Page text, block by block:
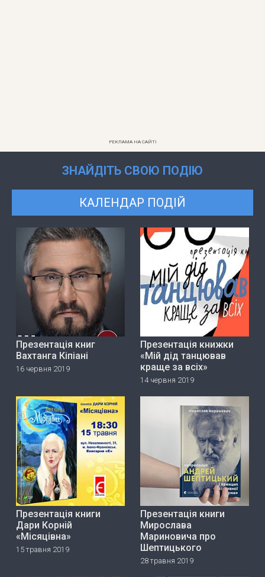
РЕКЛАМА НА САЙТІ
ЗНАЙДІТЬ СВОЮ ПОДІЮ
КАЛЕНДАР ПОДІЙ
Презентація книг
Вахтанга Кіпіані
16 червня 2019
Презентація книжки
«Мій дід танцював
краще за всіх»
14 червня 2019
Презентація книги
Дари Корній
«Місяцівна»
15 травня 2019
Презентація книги
Мирослава
Мариновича про
Шептицького
28 травня 2019